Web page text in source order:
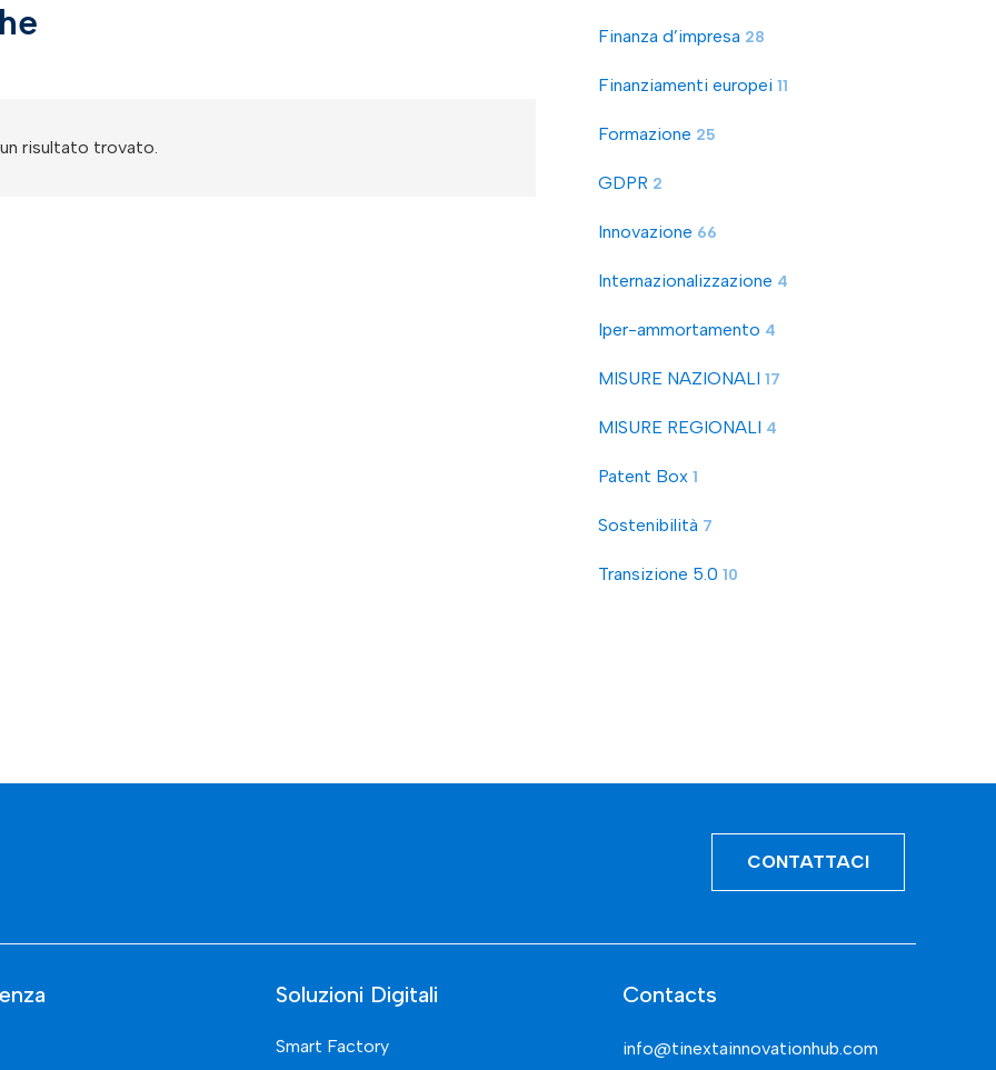
risultato trovato.
Finanza d’impresa 28
Finanziamenti europei 11
Formazione 25
GDPR 2
Innovazione 66
Internazionalizzazione 4
Iper-ammortamento 4
MISURE NAZIONALI 17
MISURE REGIONALI 4
Patent Box 1
Sostenibilità 7
Transizione 5.0 10
CONTATTACI
Soluzioni Digitali
Smart Factory
Contacts
info@tinextainnovationhub.com